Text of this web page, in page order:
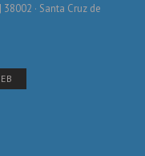
· Santa Cruz de